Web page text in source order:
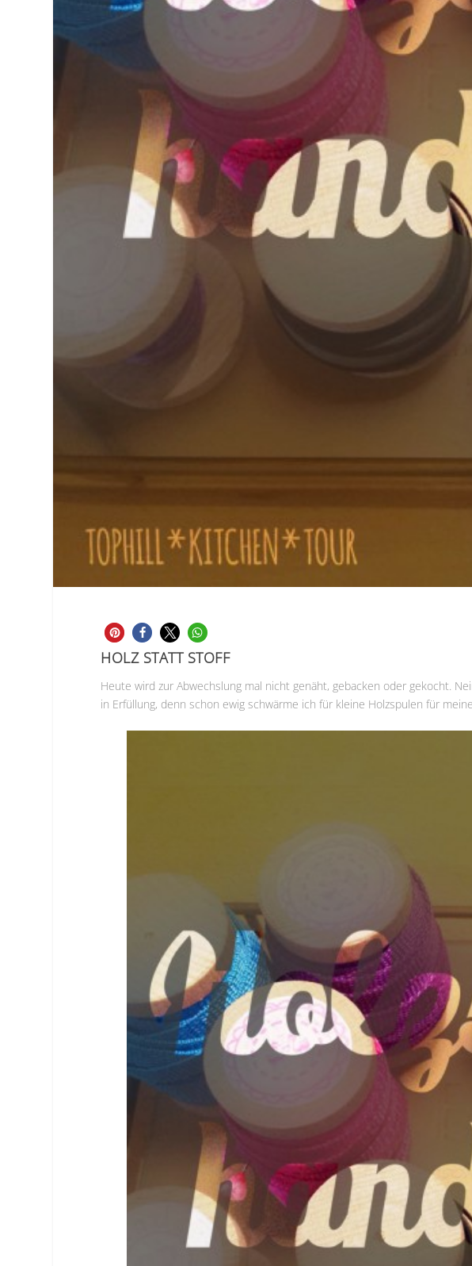
HOLZ STATT STOFF
Heute wird zur Abwechslung mal nicht genäht, gebacken oder gekocht.
in Erfüllung, denn schon ewig schwärme ich für kleine Holzspulen für